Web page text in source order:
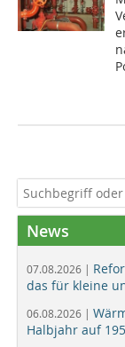
News
07.08.2026 |
das für kleine
06.08.2026 |
Halbjahr auf